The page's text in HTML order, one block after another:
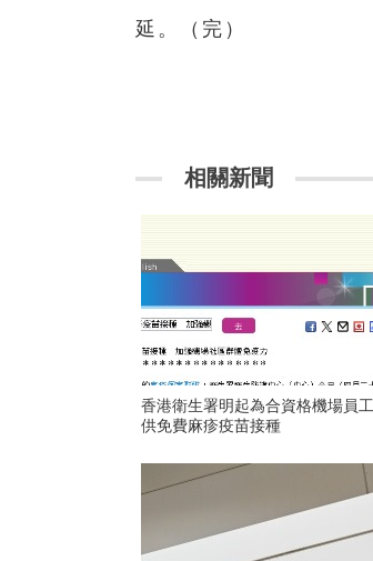
延。（完）
相關新聞
香港衛生署明起為合資格機場員
供免費麻疹疫苗接種